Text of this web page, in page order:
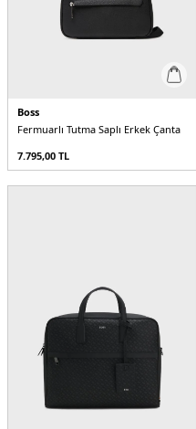
Boss
Fermuarlı Tutma Saplı Erkek Çanta
7.795,00 TL